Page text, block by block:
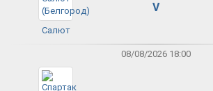
Салют
V
08/08/2026 18:00